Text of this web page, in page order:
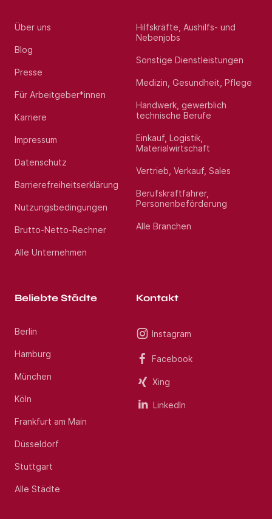
Über uns
Blog
Presse
Für Arbeitgeber*innen
Karriere
Impressum
Datenschutz
Barrierefreiheitserklärung
Nutzungsbedingungen
Brutto-Netto-Rechner
Alle Unternehmen
Hilfskräfte, Aushilfs- und
Nebenjobs
Sonstige Dienstleistungen
Medizin, Gesundheit, Pflege
Handwerk, gewerblich
technische Berufe
Einkauf, Logistik,
Materialwirtschaft
Vertrieb, Verkauf, Sales
Berufskraftfahrer,
Personenbeförderung
Alle Branchen
Beliebte Städte
Berlin
Hamburg
München
Köln
Frankfurt am Main
Düsseldorf
Stuttgart
Alle Städte
Kontakt
Instagram
Facebook
Xing
LinkedIn